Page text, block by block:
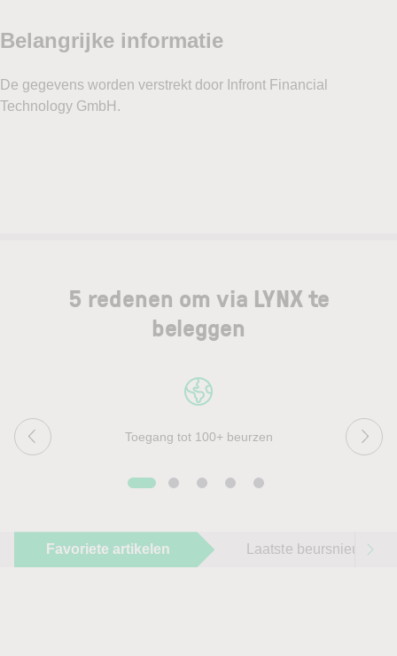
5 redenen om via LYNX te
beleggen
Toegang tot 100+ beurzen
Favoriete artikelen Laatste beursnieuws